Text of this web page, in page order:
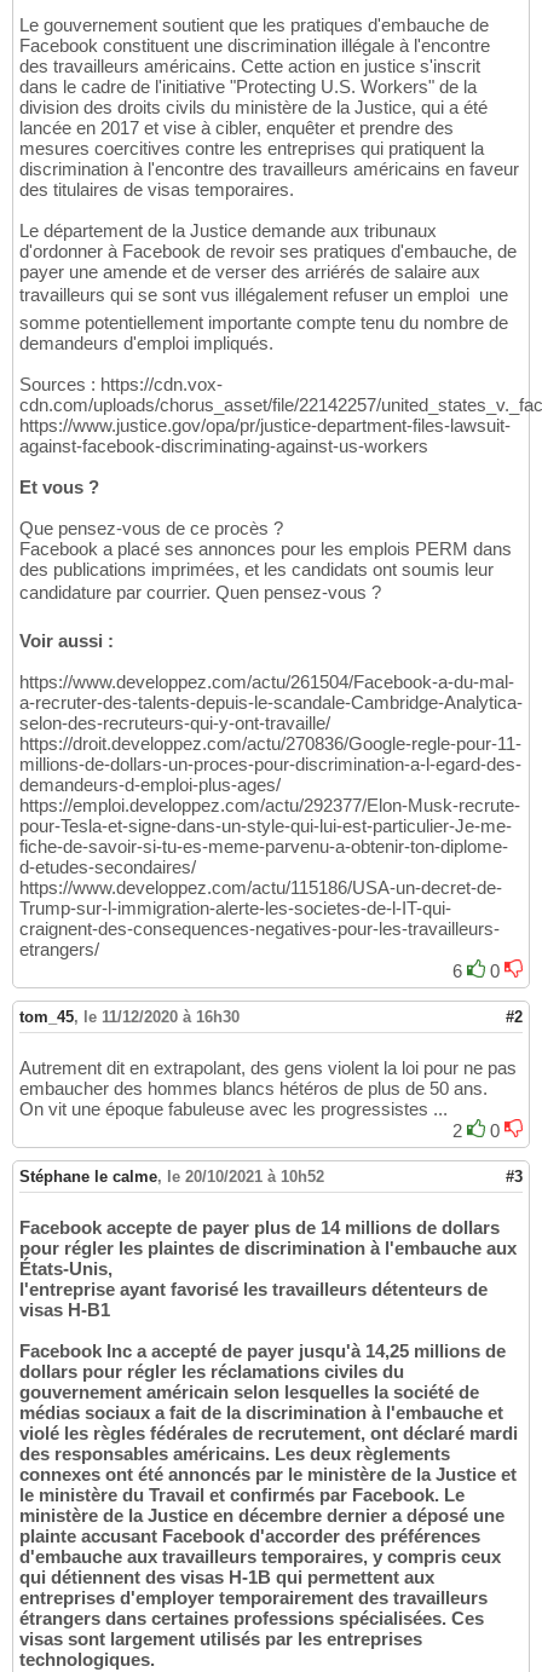
Le gouvernement soutient que les pratiques d'embauche de
Facebook constituent une discrimination illégale à l'encontre
des travailleurs américains. Cette action en justice s'inscrit
dans le cadre de l'initiative "Protecting U.S. Workers" de la
division des droits civils du ministère de la Justice, qui a été
lancée en 2017 et vise à cibler, enquêter et prendre des
mesures coercitives contre les entreprises qui pratiquent la
discrimination à l'encontre des travailleurs américains en faveur
des titulaires de visas temporaires.
Le département de la Justice demande aux tribunaux
d'ordonner à Facebook de revoir ses pratiques d'embauche, de
payer une amende et de verser des arriérés de salaire aux
travailleurs qui se sont vus illégalement refuser un emploi  une
somme potentiellement importante compte tenu du nombre de
demandeurs d'emploi impliqués.
Sources : https://cdn.vox-
cdn.com/uploads/chorus_asset/file/22142257/
https://www.justice.gov/opa/pr/justice-department-files-lawsuit-
against-facebook-discriminating-against-us-workers
Et vous ?
Que pensez-vous de ce procès ?
Facebook a placé ses annonces pour les emplois PERM dans
des publications imprimées, et les candidats ont soumis leur
candidature par courrier. Quen pensez-vous ?
Voir aussi :
https://www.developpez.com/actu/261504/Facebook-a-du-mal-
a-recruter-des-talents-depuis-le-scandale-Cambridge-Analytica-
selon-des-recruteurs-qui-y-ont-travaille/
https://droit.developpez.com/actu/270836/Google-regle-pour-11-
millions-de-dollars-un-proces-pour-discrimination-a-l-egard-des-
demandeurs-d-emploi-plus-ages/
https://emploi.developpez.com/actu/292377/Elon-Musk-recrute-
pour-Tesla-et-signe-dans-un-style-qui-lui-est-particulier-Je-me-
fiche-de-savoir-si-tu-es-meme-parvenu-a-obtenir-ton-diplome-
d-etudes-secondaires/
https://www.developpez.com/actu/115186/USA-un-decret-de-
Trump-sur-l-immigration-alerte-les-societes-de-l-IT-qui-
craignent-des-consequences-negatives-pour-les-travailleurs-
etrangers/
6
0
tom_45, le 11/12/2020 à 16h30 #2
Autrement dit en extrapolant, des gens violent la loi pour ne pas
embaucher des hommes blancs hétéros de plus de 50 ans.
On vit une époque fabuleuse avec les progressistes ...
2
0
Stéphane le calme, le 20/10/2021 à 10h52 #3
Facebook accepte de payer plus de 14 millions de dollars
pour régler les plaintes de discrimination à l'embauche aux
États-Unis,
l'entreprise ayant favorisé les travailleurs détenteurs de
visas H-B1
Facebook Inc a accepté de payer jusqu'à 14,25 millions de
dollars pour régler les réclamations civiles du
gouvernement américain selon lesquelles la société de
médias sociaux a fait de la discrimination à l'embauche et
violé les règles fédérales de recrutement, ont déclaré mardi
des responsables américains. Les deux règlements
connexes ont été annoncés par le ministère de la Justice et
le ministère du Travail et confirmés par Facebook. Le
ministère de la Justice en décembre dernier a déposé une
plainte accusant Facebook d'accorder des préférences
d'embauche aux travailleurs temporaires, y compris ceux
qui détiennent des visas H-1B qui permettent aux
entreprises d'employer temporairement des travailleurs
étrangers dans certaines professions spécialisées. Ces
visas sont largement utilisés par les entreprises
technologiques.